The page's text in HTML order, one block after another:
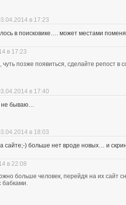
в 17:23
в поисковике…. может местами
в 17:23
позже появиться, сделайте репост в
в 17:40
не бываю…
в 18:03
сайте;-) больше нет вроде новых… и
в 22:08
больше человек, перейдя на их сайт
бабками.